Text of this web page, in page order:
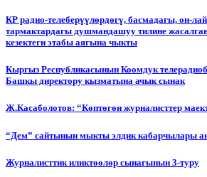
КР радио-телеберүүлөрдөгү, басмадагы, он-
тармактардагы душмандашуу тилине
кезектеги этабы аягына чыкты
Кыргыз Республикасынын Коомдук
Башкы директору кызматына ачык сынак
Ж.Касаболотов: “Көптөгөн журналисттер
“Дем” сайтынын мыкты элдик кабарчылары
Журналисттик иликтөөлөр сынагынын 3-туру